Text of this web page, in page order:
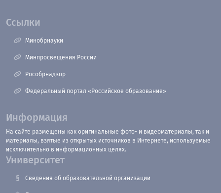
Ссылки
Минобрнауки
Минпросвещения России
Рособрнадзор
Федеральный портал «Российское образование»
Информация
На сайте размещены как оригинальные фото- и видеоматериалы, так и
материалы, взятые из открытых источников в Интернете, используемые
исключительно в информационных целях.
Университет
Сведения об образовательной организации